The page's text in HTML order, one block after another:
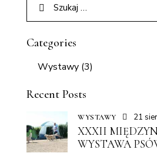
Categories
Wystawy (3)
Recent Posts
WYSTAWY 21
XXXII
WYSTAWA